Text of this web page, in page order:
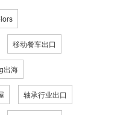
移动餐车出口
出海
轴承行业出口